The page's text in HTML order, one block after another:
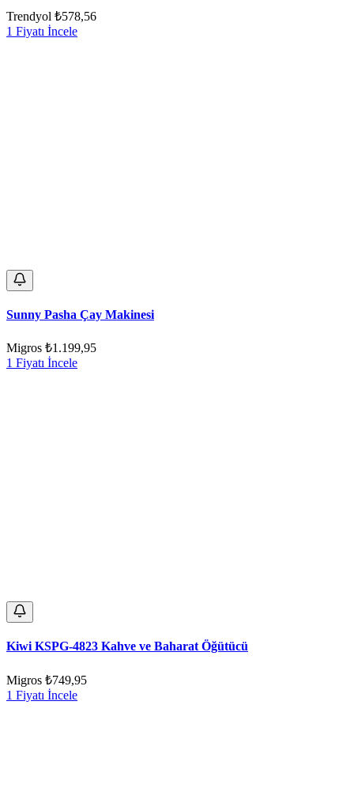
Trendyol ₺578,56
1 Fiyatı İncele
Sunny Pasha Çay Makinesi
Migros ₺1.199,95
1 Fiyatı İncele
Kiwi KSPG-4823 Kahve ve Baharat Öğütücü
Migros ₺749,95
1 Fiyatı İncele